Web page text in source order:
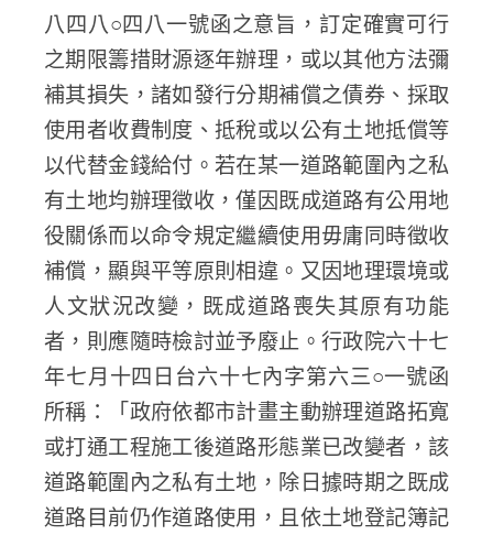
八四八○四八一號函之意旨，訂定確實可行
之期限籌措財源逐年辦理，或以其他方法彌
補其損失，諸如發行分期補償之債券、採取
使用者收費制度、抵稅或以公有土地抵償等
以代替金錢給付。若在某一道路範圍內之私
有土地均辦理徵收，僅因既成道路有公用地
役關係而以命令規定繼續使用毋庸同時徵收
補償，顯與平等原則相違。又因地理環境或
人文狀況改變，既成道路喪失其原有功能
者，則應隨時檢討並予廢止。行政院六十七
年七月十四日台六十七內字第六三○一號函
所稱：「政府依都市計畫主動辦理道路拓寬
或打通工程施工後道路形態業已改變者，該
道路範圍內之私有土地，除日據時期之既成
道路目前仍作道路使用，且依土地登記簿記